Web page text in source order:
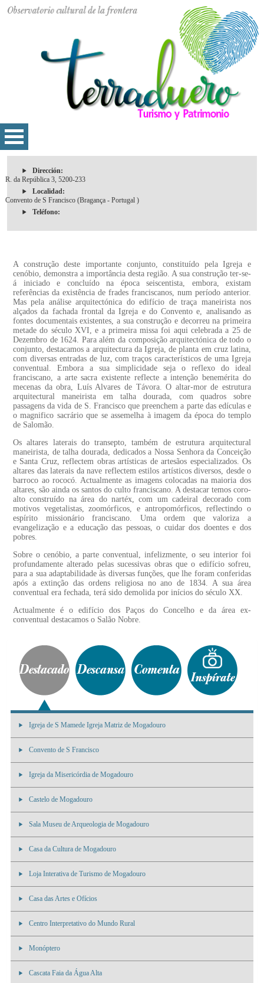
Dirección:
R. da República 3, 5200-233
Localidad:
Convento de S Francisco (Bragança - Portugal )
Teléfono:
A construção deste importante conjunto, constituído pela Igreja e
cenóbio, demonstra a importância desta região. A sua construção ter-se-
á iniciado e concluído na época seiscentista, embora, existam
referências da existência de frades franciscanos, num período anterior.
Mas pela análise arquitectónica do edifício de traça maneirista nos
alçados da fachada frontal da Igreja e do Convento e, analisando as
fontes documentais existentes, a sua construção e decorreu na primeira
metade do século XVI, e a primeira missa foi aqui celebrada a 25 de
Dezembro de 1624. Para além da composição arquitectónica de todo o
conjunto, destacamos a arquitectura da Igreja, de planta em cruz latina,
com diversas entradas de luz, com traços característicos de uma Igreja
conventual. Embora a sua simplicidade seja o reflexo do ideal
franciscano, a arte sacra existente reflecte a intenção benemérita do
mecenas da obra, Luís Alvares de Távora. O altar-mor de estrutura
arquitectural maneirista em talha dourada, com quadros sobre
passagens da vida de S. Francisco que preenchem a parte das edículas e
o magnifico sacrário que se assemelha à imagem da época do templo
de Salomão.
Os altares laterais do transepto, também de estrutura arquitectural
maneirista, de talha dourada, dedicados a Nossa Senhora da Conceição
e Santa Cruz, reflectem obras artísticas de artesãos especializados. Os
altares das laterais da nave reflectem estilos artísticos diversos, desde o
barroco ao rococó. Actualmente as imagens colocadas na maioria dos
altares, são ainda os santos do culto franciscano. A destacar temos coro-
alto construído na área do nartéx, com um cadeiral decorado com
motivos vegetalistas, zoomórficos, e antropomórficos, reflectindo o
espírito missionário franciscano. Uma ordem que valoriza a
evangelização e a educação das pessoas, o cuidar dos doentes e dos
pobres.
Sobre o cenóbio, a parte conventual, infelizmente, o seu interior foi
profundamente alterado pelas sucessivas obras que o edifício sofreu,
para a sua adaptabilidade às diversas funções, que lhe foram conferidas
após a extinção das ordens religiosa no ano de 1834. A sua área
conventual era fechada, terá sido demolida por inícios do século XX.
Actualmente é o edifício dos Paços do Concelho e da área ex-
conventual destacamos o Salão Nobre.
Igreja de S Mamede Igreja Matriz de Mogadouro
Convento de S Francisco
Igreja da Misericórdia de Mogadouro
Castelo de Mogadouro
Sala Museu de Arqueologia de Mogadouro
Casa da Cultura de Mogadouro
Loja Interativa de Turismo de Mogadouro
Casa das Artes e Ofícios
Centro Interpretativo do Mundo Rural
Monóptero
Cascata Faia da Água Alta